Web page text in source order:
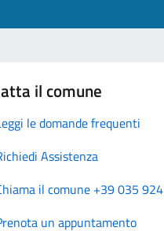
il comune
le domande frequenti
Assistenza
il comune +39 035
un appuntamento